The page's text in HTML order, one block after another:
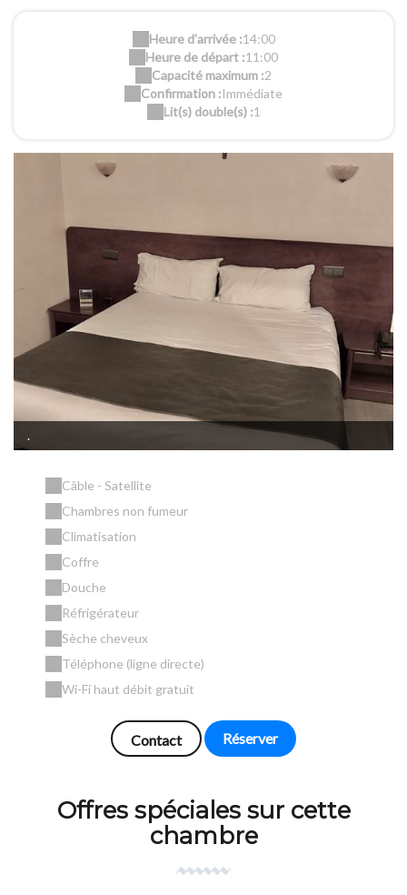
Heure d'arrivée :14:00
Heure de départ :11:00
Capacité maximum :2
Confirmation :Immédiate
Lit(s) double(s) :1
.
Câble - Satellite
Chambres non fumeur
Climatisation
Coffre
Douche
Réfrigérateur
Sèche cheveux
Téléphone (ligne directe)
Wi-Fi haut débit gratuit
Contact Réserver
Offres spéciales sur cette
chambre